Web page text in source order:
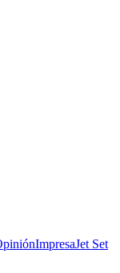
ImpresaJet Set